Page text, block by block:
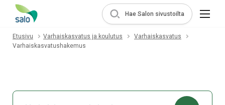
Hae Salon sivustoilta
Etusivu Varhaiskasvatus ja koulutus
Varhaiskasvatus
Varhaiskasvatushakemus